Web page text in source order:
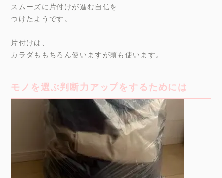
スムーズに片付けが進む自信を
つけたようです。
片付けは、
カラダももちろん使いますが頭も使います。
モノを選ぶ判断力アップをするためには